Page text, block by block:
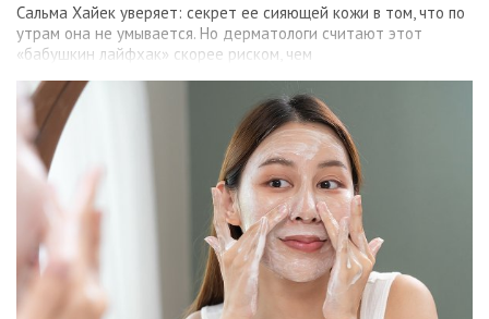
Сальма Хайек уверяет: секрет ее сияющей кожи в том, что по
утрам она не умывается. Но дерматологи считают этот
«бабушкин лайфхак» скорее риском, чем